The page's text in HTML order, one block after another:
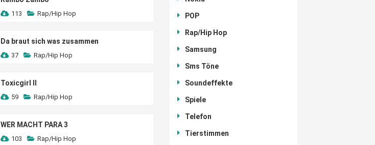
113 Rap/Hip Hop
Da braut sich was zusammen
37 Rap/Hip Hop
Toxicgirl II
59 Rap/Hip Hop
WER MACHT PARA 3
103 Rap/Hip Hop
POP
Rap/Hip Hop
Samsung
Sms Töne
Soundeffekte
Spiele
Telefon
Tierstimmen